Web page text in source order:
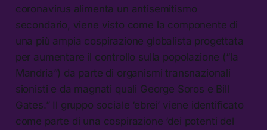
coronavirus alimenta un antisemitismo
secondario, viene visto come la componente di
una più ampia cospirazione globalista progettata
per aumentare il controllo sulla popolazione (“la
Mandria”) da parte di organismi transnazionali
sionisti e da magnati quali George Soros e Bill
Gates.” Il gruppo sociale ‘ebrei’ viene identificato
come parte di una cospirazione ‘dei potenti del